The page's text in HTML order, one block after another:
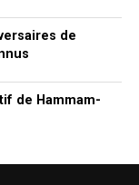
de
de Hammam-